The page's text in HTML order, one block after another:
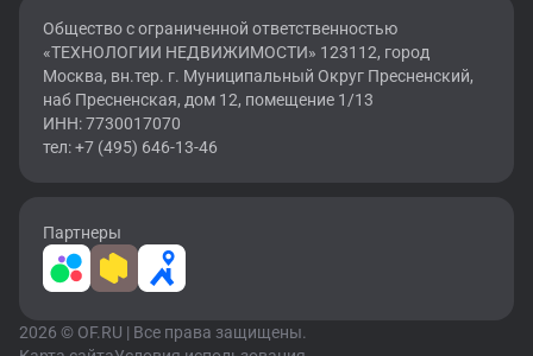
Общество с ограниченной ответственностью
«ТЕХНОЛОГИИ НЕДВИЖИМОСТИ» 123112, город
Москва, вн.тер. г. Муниципальный Округ Пресненский,
наб Пресненская, дом 12, помещение 1/13
ИНН: 7730017070
тел: +7 (495) 646-13-46
Партнеры
2026 © OF.RU | Все права защищены.